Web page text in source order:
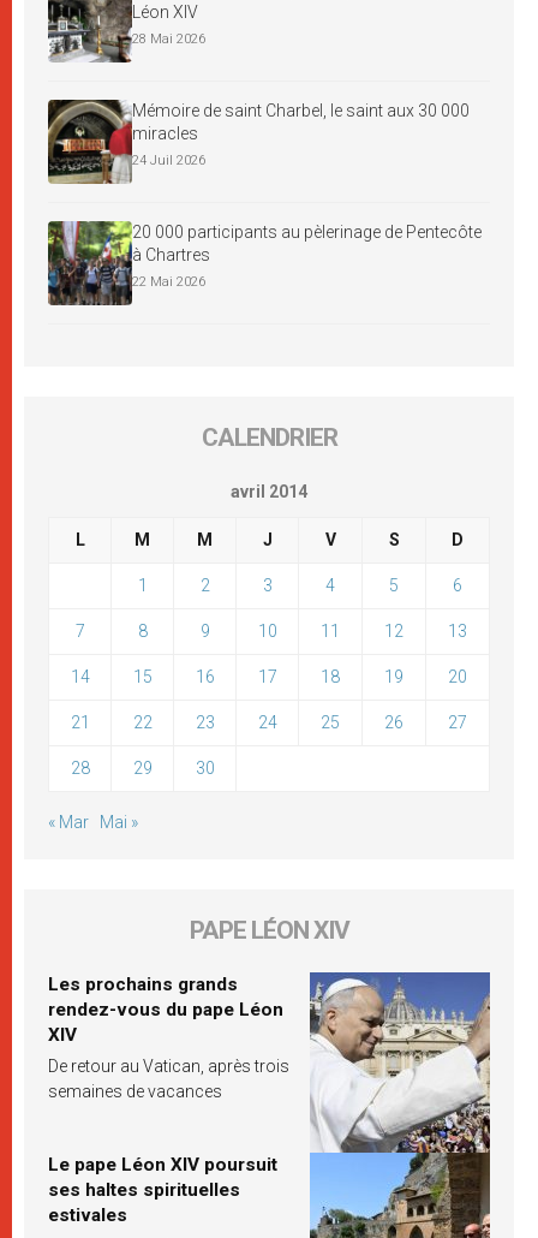
Léon XIV
28 Mai 2026
Mémoire de saint Charbel, le saint aux 30 000
miracles
24 Juil 2026
20 000 participants au pèlerinage de Pentecôte
à Chartres
22 Mai 2026
CALENDRIER
avril 2014
L M M J V S D
1 2 3 4 5 6
7 8 9 10 11 12 13
14 15 16 17 18 19 20
21 22 23 24 25 26 27
28 29 30
« Mar Mai »
PAPE LÉON XIV
Les prochains grands
rendez-vous du pape Léon
XIV
De retour au Vatican, après trois
semaines de vacances
Le pape Léon XIV poursuit
ses haltes spirituelles
estivales